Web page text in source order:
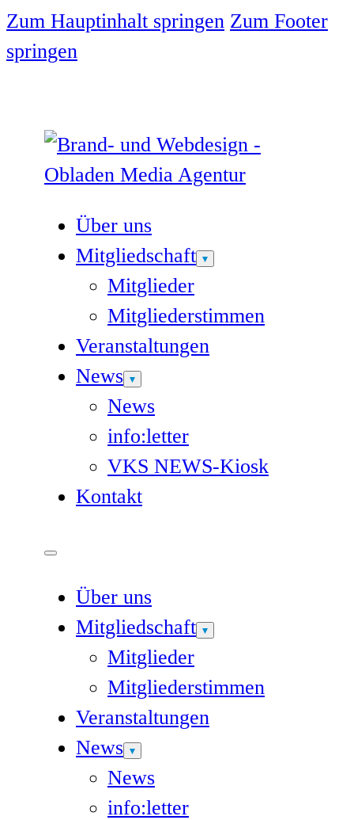
Zum Hauptinhalt springen Zum Footer
springen
Über uns
Mitgliedschaft
Mitglieder
Mitgliederstimmen
Veranstaltungen
News
News
info:letter
VKS NEWS-Kiosk
Kontakt
Über uns
Mitgliedschaft
Mitglieder
Mitgliederstimmen
Veranstaltungen
News
News
info:letter